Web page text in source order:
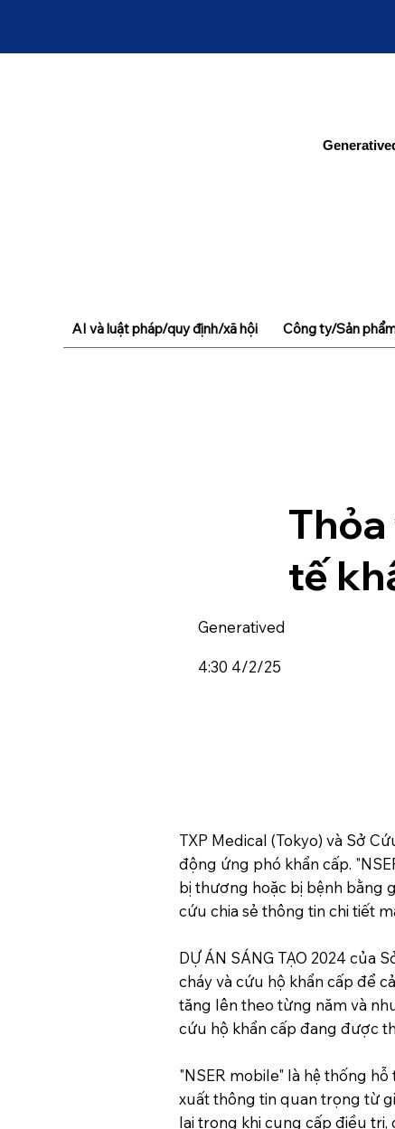
tế
Generatived
4:30 4/2/25
TXP Medical (Tokyo) và Sở
động ứng phó khẩn cấp.
bị thương hoặc bị bệnh bằng
cứu chia sẻ thông tin chi tiết
DỰ ÁN SÁNG TẠO 2024 của
cháy và cứu hộ khẩn cấp để
tăng lên theo từng năm và
cứu hộ khẩn cấp đang được
"NSER mobile" là hệ thống
xuất thông tin quan trọng từ
lại trong khi cung cấp điều trị,
AI và luật pháp/quy định/xã hội Công ty/Sản